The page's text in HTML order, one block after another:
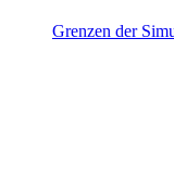
Grenzen der